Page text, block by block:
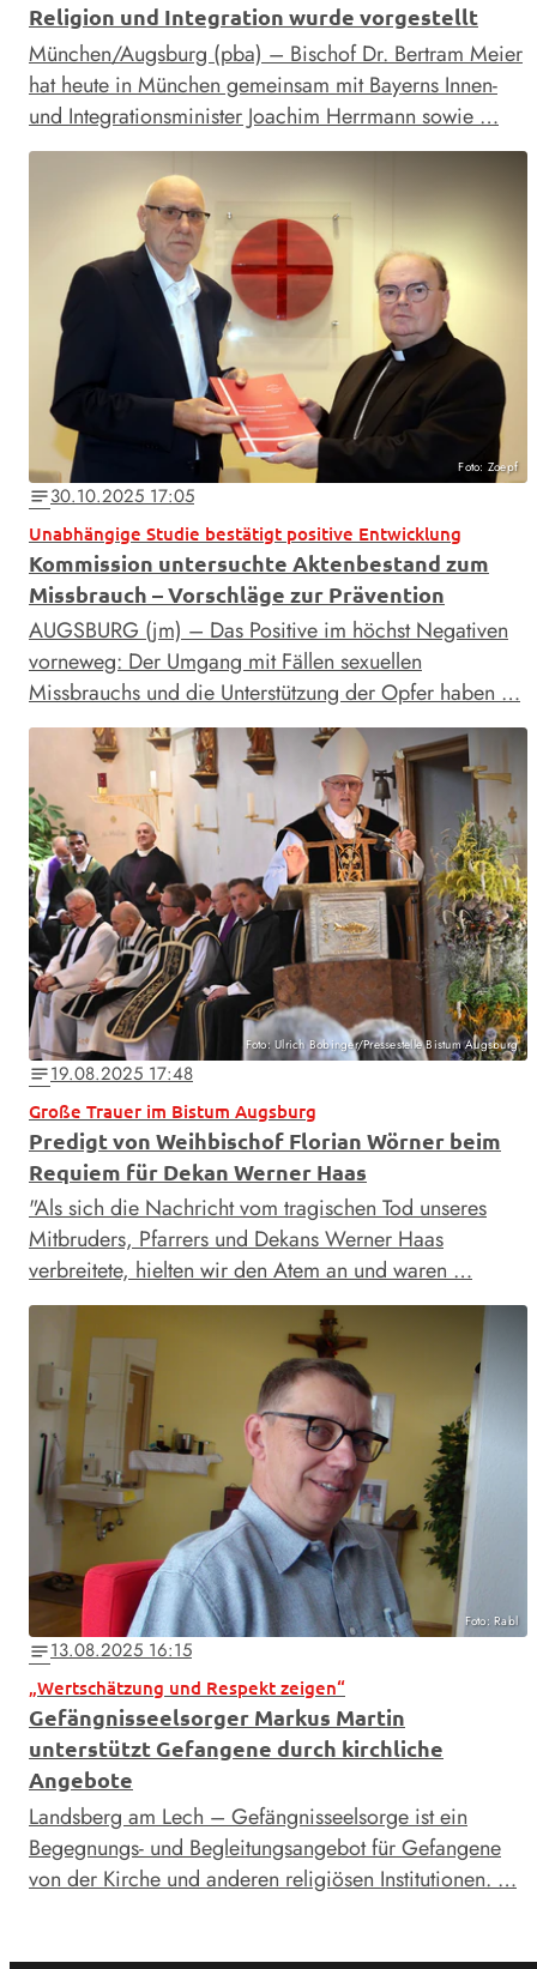
Religion und Integration wurde vorgestellt
München/Augsburg (pba) – Bischof Dr. Bertram Meier
hat heute in München gemeinsam mit Bayerns Innen-
und Integrationsminister Joachim Herrmann sowie …
Foto: Zoepf
notes30.10.2025 17:05
Unabhängige Studie bestätigt positive Entwicklung
Kommission untersuchte Aktenbestand zum
Missbrauch – Vorschläge zur Prävention
AUGSBURG (jm) – Das Positive im höchst Negativen
vorneweg: Der Umgang mit Fällen sexuellen
Missbrauchs und die Unterstützung der Opfer haben …
Foto: Ulrich Bobinger/Pressestelle Bistum Augsburg
notes19.08.2025 17:48
Große Trauer im Bistum Augsburg
Predigt von Weihbischof Florian Wörner beim
Requiem für Dekan Werner Haas
"Als sich die Nachricht vom tragischen Tod unseres
Mitbruders, Pfarrers und Dekans Werner Haas
verbreitete, hielten wir den Atem an und waren …
Foto: Rabl
notes13.08.2025 16:15
„Wertschätzung und Respekt zeigen“
Gefängnisseelsorger Markus Martin
unterstützt Gefangene durch kirchliche
Angebote
Landsberg am Lech – Gefängnisseelsorge ist ein
Begegnungs- und Begleitungsangebot für Gefangene
von der Kirche und anderen religiösen Institutionen. …